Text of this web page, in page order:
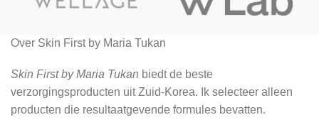
Over Skin First by Maria Tukan
Skin First by Maria Tukan biedt de beste
verzorgingsproducten uit Zuid-Korea. Ik selecteer alleen
producten die resultaatgevende formules bevatten.